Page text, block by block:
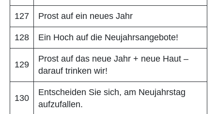
127 Prost auf ein neues Jahr
128 Ein Hoch auf die Neujahrsangebote!
129
Prost auf das neue Jahr + neue Haut –
darauf trinken wir!
130
Entscheiden Sie sich, am Neujahrstag
aufzufallen.